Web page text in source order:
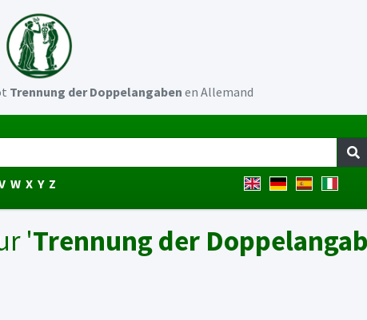
Trennung der Doppelangaben en Allemand
W X Y Z
'Trennung der